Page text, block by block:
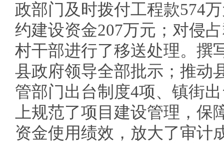
政部门及时拨付工程款574
约建设资金207万元；对侵
村干部进行了移送处理。撰
县政府领导全部批示；推动
管部门出台制度4项、镇街
上规范了项目建设管理，
资金使用绩效，放大了审计